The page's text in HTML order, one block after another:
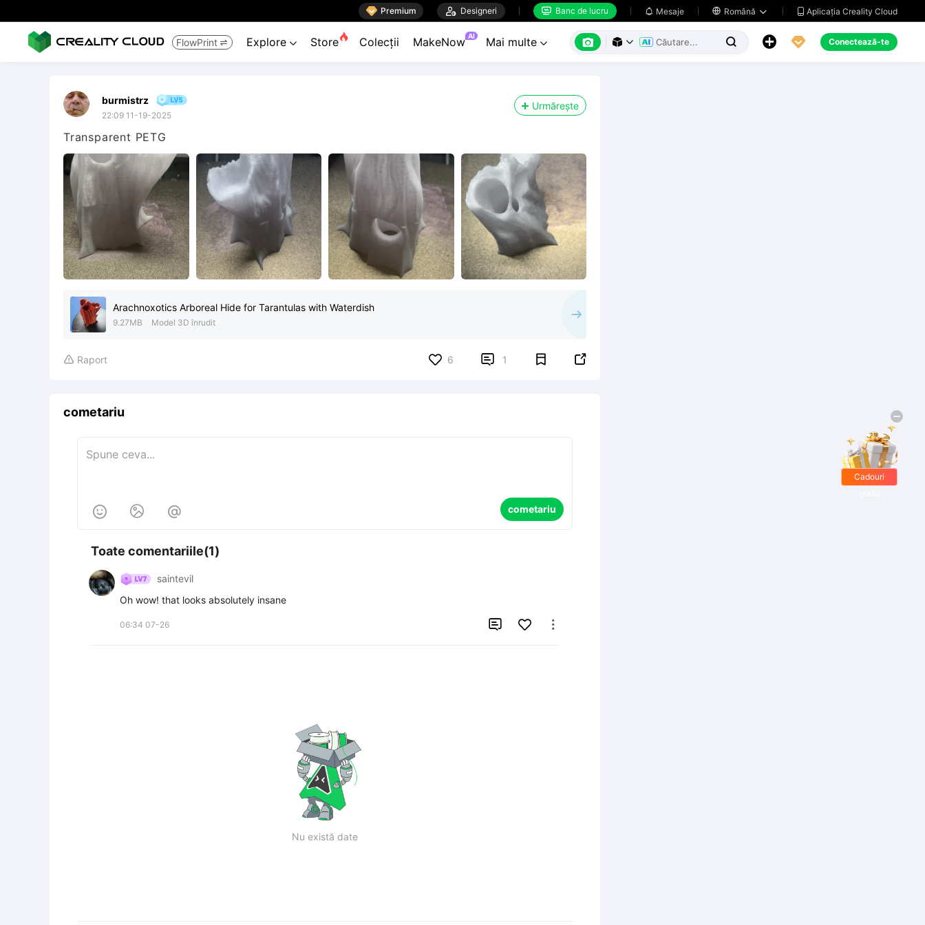
 Premium  Designeri  Banc de lucru  Mesaje  Română   Aplicația Creality Cloud
FlowPrint  Explore  Store Colecții MakeNow AI Mai multe        Conectează-te
burmistrz
22:09 11-19-2025
Urmărește
Transparent PETG
Arachnoxotics Arboreal Hide for Tarantulas with Waterdish
9.27MB Model 3D înrudit
 Raport 6  1 
cometariu
   cometariu
Toate comentariile(1)
saintevil
06:34 07-26  
Nu există date
Cadouri